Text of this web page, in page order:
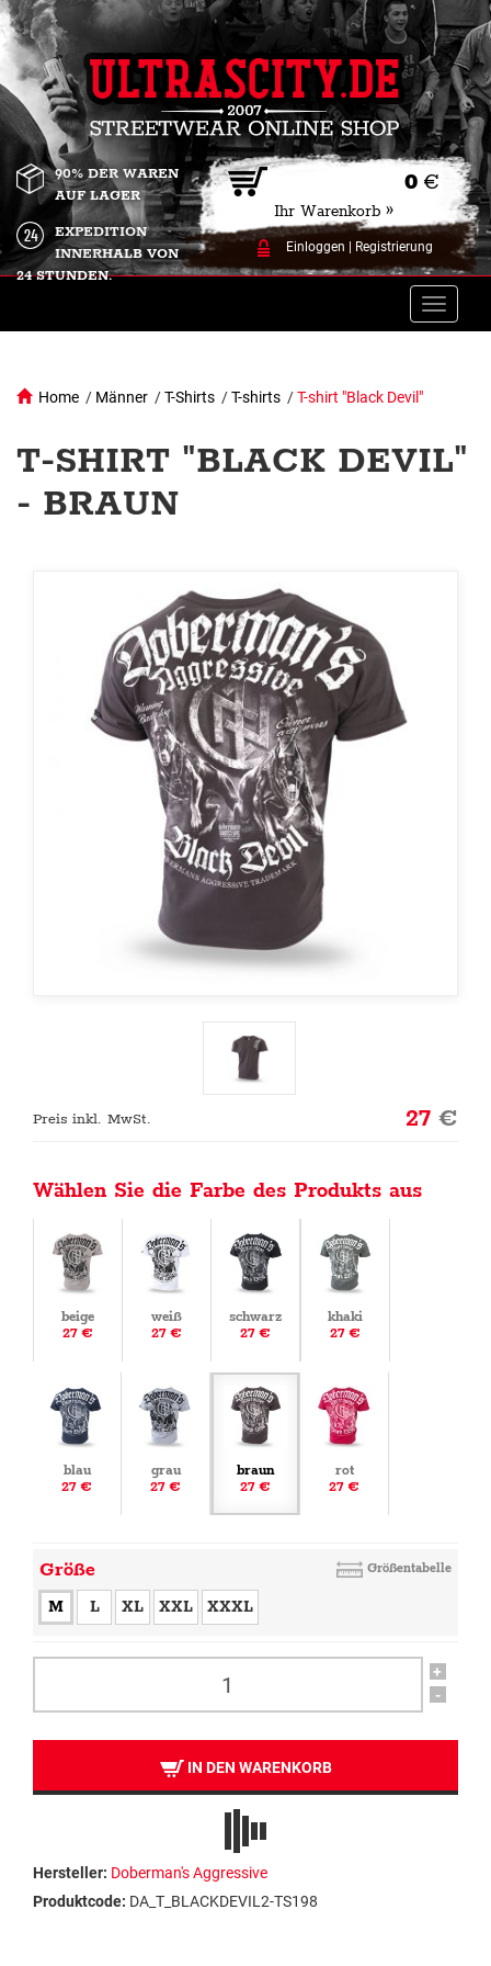
0 €
Ihr Warenkorb »
Einloggen Registrierung
90% DER WAREN
AUF LAGER
EXPEDITION
INNERHALB VON
24 STUNDEN.
Toggle
Home / Männer /T-Shirts /T-shirts /T-shirt "Black Devil"
T-SHIRT "BLACK DEVIL"
- BRAUN
Preis inkl. MwSt. 27€
Wählen Sie die Farbe des Produkts aus
beige
27 €
weiß
27 €
schwarz
27 €
khaki
27 €
blau
27 €
grau
27 €
braun
27 €
rot
27 €
Größe Größentabelle
M L XL XXL XXXL
+
-
IN DEN WARENKORB
Hersteller: Doberman's Aggressive
Produktcode: DA_T_BLACKDEVIL2-TS198